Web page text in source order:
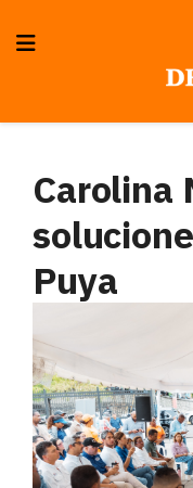
Carolina
Puya